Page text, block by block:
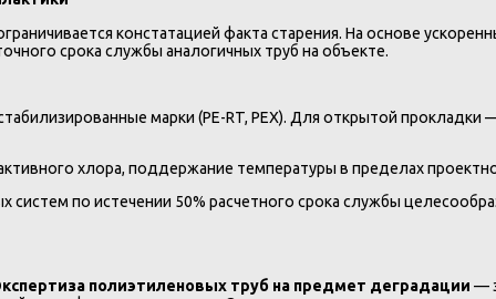
констатацией факта старения. На основе
срока службы аналогичных труб на объекте.
марки (PE-RT, PEX). Для открытой
хлора, поддержание температуры в пределах
систем по истечении 50% расчетного срока службы
полиэтиленовых труб на предмет деградации —